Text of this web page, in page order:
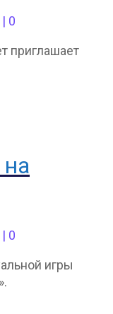
| 0
приглашает
| 0
игры